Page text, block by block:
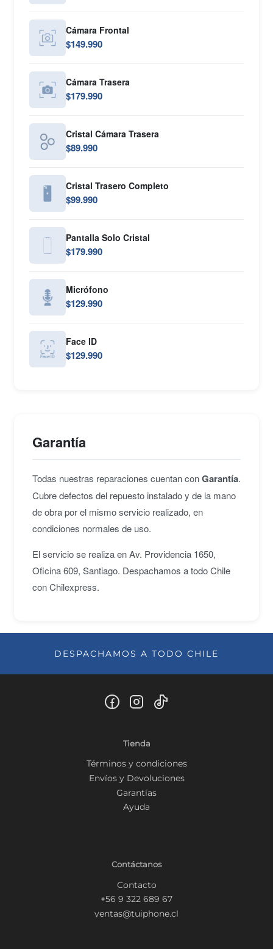
Cámara Frontal
$149.990
Cámara Trasera
$179.990
Cristal Cámara Trasera
$89.990
Cristal Trasero Completo
$99.990
Pantalla Solo Cristal
$179.990
Micrófono
$129.990
Face ID
$129.990
Garantía
Todas nuestras reparaciones cuentan conGarantía.
Cubre defectos del repuesto instalado y de la mano
de obra por el mismo servicio realizado, en
condiciones normales de uso.
El servicio se realiza en Av. Providencia 1650,
Oficina 609, Santiago. Despachamos a todo Chile
con Chilexpress.
DESPACHAMOS A TODO CHILE
Tienda
Términos y condiciones
Envíos y Devoluciones
Garantías
Ayuda
Contáctanos
Contacto
+56 9 322 689 67
ventas@tuiphone.cl